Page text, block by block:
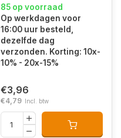
85 op voorraad
Op werkdagen voor
16:00 uur besteld,
dezelfde dag
verzonden. Korting: 10x-
10% - 20x-15%
€3,96
€4,79 Incl. btw